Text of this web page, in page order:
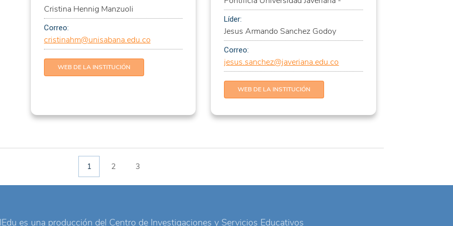
siglo XX y XXI
patológicos
Cristina Hennig Manzuoli
Correo:
cristinahm@unisabana.edu.co
WEB DE LA INSTITUCIÓN
Líder:
Jesus Armando Sanchez Godoy
Correo:
jesus.sanchez@javeriana.edu.co
WEB DE LA INSTITUCIÓN
1 2 3
es una producción del Centro de Investigaciones y Servicios Educativos